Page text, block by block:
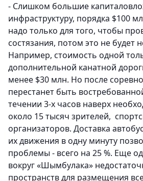
- Слишком большие
инфраструктуру, порядка $100
надо только для того, чтобы
состязания, потом это не будет
Например, стоимость одной
дополнительной канатной
менее $30 млн. Но после
перестанет быть
течении 3-х часов наверх
около 15 тысяч зрителей,
организаторов. Доставка
их движения в одну минуту
проблемы - всего на 25 %. Еще
вокруг «Шымбулака»
пространств для размещения